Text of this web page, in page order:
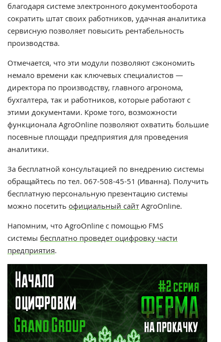
благодаря системе электронного документооборота
сократить штат своих работников, удачная аналитика
сервисную позволяет повысить рентабельность
производства.
Отмечается, что эти модули позволяют сэкономить
немало времени как ключевых специалистов —
директора по производству, главного агронома,
бухгалтера, так и работников, которые работают с
этими документами. Кроме того, возможности
функционала AgroOnline позволяют охватить большие
посевные площади предприятия для проведения
аналитики.
За бесплатной консультацией по внедрению системы
обращайтесь по тел. 067-508-45-51 (Иванна). Получить
бесплатную персональную презентацию системы
можно посетить официальный сайт AgroOnline.
Напомним, что AgroOnline с помощью FMS
системы бесплатно проведет оцифровку части
предприятия.